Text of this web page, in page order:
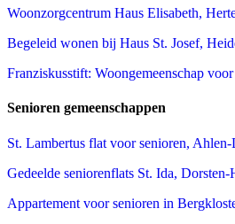
Woonzorgcentrum Haus Elisabeth,
Begeleid wonen bij Haus St. Josef,
Franziskusstift: Woongemeenschap voor
Senioren gemeenschappen
St. Lambertus flat voor senioren,
Gedeelde seniorenflats St. Ida, Dorsten-
Appartement voor senioren in